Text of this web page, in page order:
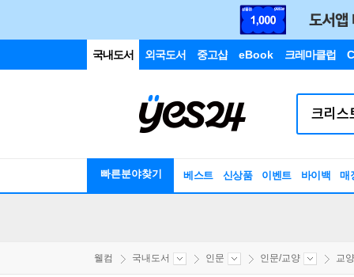
국내도서 외국도서 중고샵 eBook 크레마클럽
빠른분야찾기 베스트 신상품 이벤트 바이백 매
웰컴 국내도서 인문 인문/교양 교